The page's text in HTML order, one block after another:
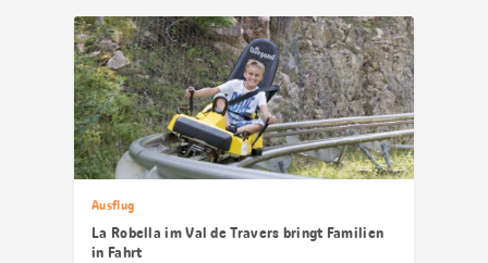
Ausflug
La Robella im Val de Travers bringt Familien
in Fahrt